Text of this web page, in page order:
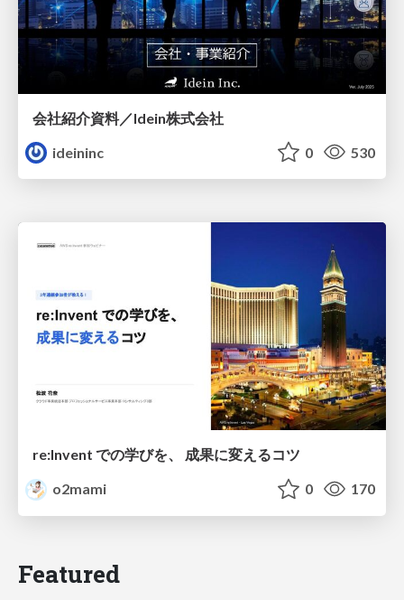
会社紹介資料／Idein株式会社
ideininc
0 530
re:Invent での学びを、 成果に変えるコツ
o2mami
0 170
Featured